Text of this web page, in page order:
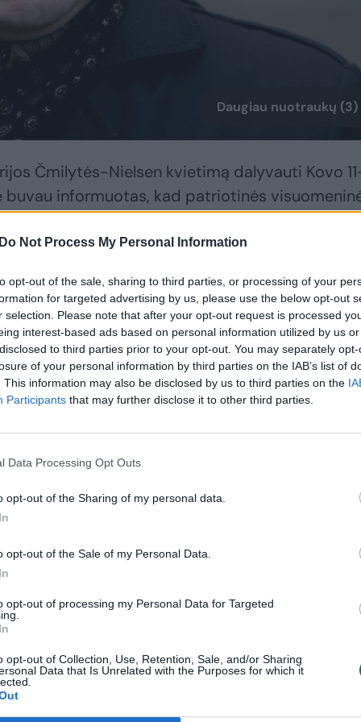
Do Not Process My Personal Information
opt-out of the sale, sharing to third parties, or processing of your
for targeted advertising by us, please use the below opt-out
selection. Please note that after your opt-out request is processed
interest-based ads based on personal information utilized by us
to third parties prior to your opt-out. You may separately
of your personal information by third parties on the IAB’s list of
This information may also be disclosed by us to third parties on the
Participants that may further disclose it to other third parties.
Data Processing Opt Outs
opt-out of the Sharing of my personal data.
opt-out of the Sale of my Personal Data.
opt-out of processing my Personal Data for Targeted
opt-out of Collection, Use, Retention, Sale, and/or Sharing
Data that Is Unrelated with the Purposes for which it
Daugiau nuotraukų (3)
Čmilytės-Nielsen kvietimą dalyvauti Kovo
buvau informuotas, kad patriotinės
11-osios proga skiriamą apdovanojimą. Be
parašiau LR Seimo kanceliarijos
skyriui tokį laišką“, – rašė R. Grigas.
kad atsisako priimti apdovanojimą dėl jam
abejonių dėl man skirto apdovanojimo
Seimo eilės metų veiklą, kurią laikau
antinacionaline ir antikultūrine, nusprendžiau
jis.
Čmilytės-
Kovo 11-
sveikina su 33-